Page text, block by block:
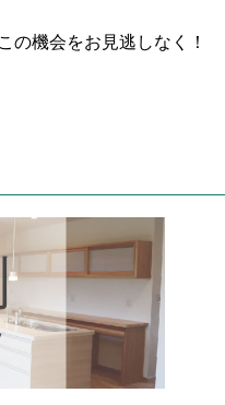
の機会をお見逃しなく！